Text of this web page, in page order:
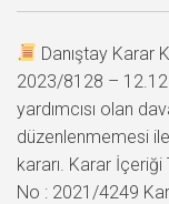
Danıştay Karar
2023/8128 –
yardımcısı olan
düzenlenmemesi
kararı. Karar İçeriği
No : 2021/4249